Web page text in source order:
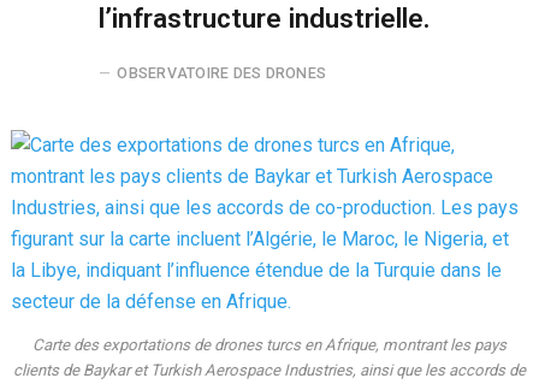
l’infrastructure industrielle.
OBSERVATOIRE DES DRONES
Carte des exportations de drones turcs en Afrique, montrant les pays
clients de Baykar et Turkish Aerospace Industries, ainsi que les accords de